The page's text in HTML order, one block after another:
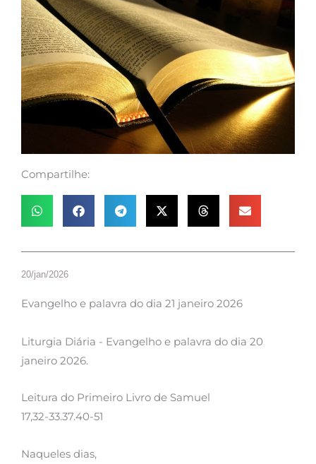
Compartilhe:
20/jan/2026
Evangelho e palavra do dia 21 janeiro 2026
Liturgia Diária - Evangelho e palavra do dia 20
janeiro 2026.
Leitura do Primeiro Livro de Samuel
17,32-33.37.40-51
Naqueles dias,